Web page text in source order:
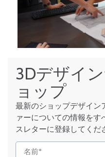
3Dデザイ
ョップ
最新のショップデザイン
ァーについての情報を
スレターに登録してくだ